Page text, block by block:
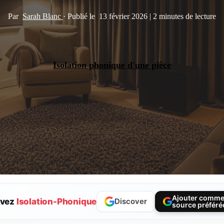
Par Sarah Blanc · Publié le 13 février 2026 | 2 minutes de lecture
Isolation phonique d'une pièce
Isolation-Phonique Discover
Ajouter comme
source